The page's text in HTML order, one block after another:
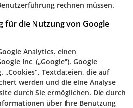
rechnen müssen.
für die Nutzung von Google
Analytics, einen
Inc. („Google“). Google
„Cookies“, Textdateien, die auf
werden und die eine Analyse
durch Sie ermöglichen. Die durch
über Ihre Benutzung